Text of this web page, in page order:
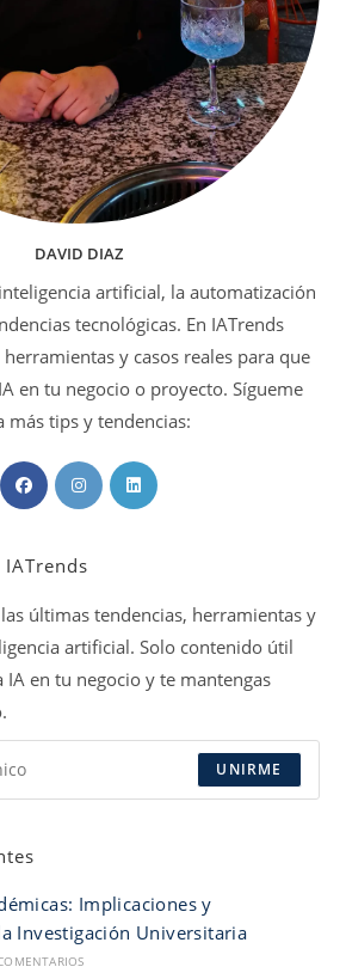
DAVID DIAZ
artificial, la automatización
tecnológicas. En IATrends
y casos reales para que
en tu negocio o proyecto. Sígueme
más tips y tendencias:
Se
abre
una
pestaña
Se
abre
pestaña
Se
pestaña
últimas tendencias, herramientas y
artificial. Solo contenido útil
IA en tu negocio y te mantengas
UNIRME
Implicaciones y
Investigación Universitaria